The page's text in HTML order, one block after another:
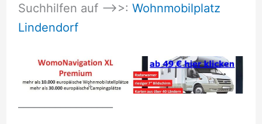
Suchhilfen auf –>>: Wohnmobilplatz
Lindendorf